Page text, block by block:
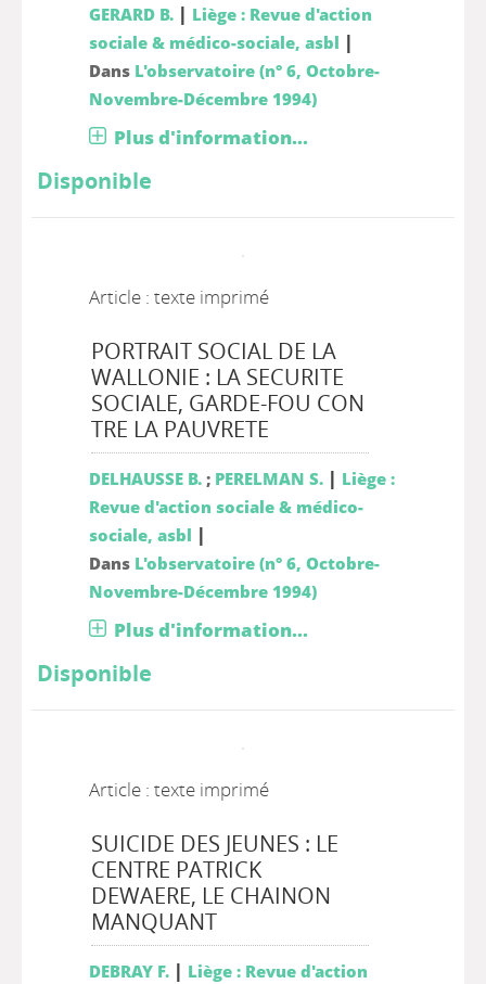
GERARD B. | Liège : Revue d'action
sociale & médico-sociale, asbl |
Dans L'observatoire (n° 6, Octobre-
Novembre-Décembre 1994)
Plus d'information...
Disponible
Article : texte imprimé
PORTRAIT SOCIAL DE LA
WALLONIE : LA SECURITE
SOCIALE, GARDE-FOU CON
TRE LA PAUVRETE
DELHAUSSE B.; PERELMAN S. | Liège :
Revue d'action sociale & médico-
sociale, asbl |
Dans L'observatoire (n° 6, Octobre-
Novembre-Décembre 1994)
Plus d'information...
Disponible
Article : texte imprimé
SUICIDE DES JEUNES : LE
CENTRE PATRICK
DEWAERE, LE CHAINON
MANQUANT
DEBRAY F. | Liège : Revue d'action